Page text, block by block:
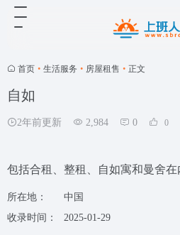
首页 • 生活服务 • 房屋租售 • 正文
自如
2年前更新 2,984 0 0
包括合租、整租、自如寓和曼舍
所在地：
中国
收录时间：
2025-01-29